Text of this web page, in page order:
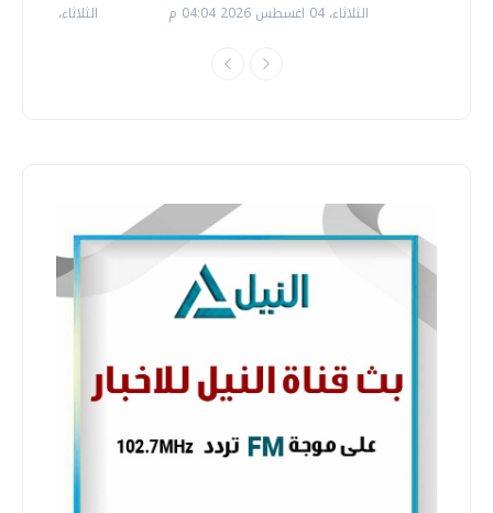
الثلاثاء، 14 يوليو 2026 06:11 م الثلاثاء، 04 اغسطس 2026 04:04 م